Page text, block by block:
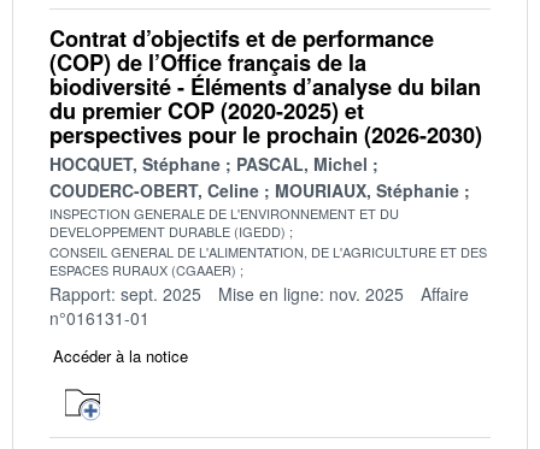
Contrat d’objectifs et de performance
(COP) de l’Office français de la
biodiversité - Éléments d’analyse du bilan
du premier COP (2020-2025) et
perspectives pour le prochain (2026-2030)
HOCQUET, Stéphane
PASCAL, Michel
COUDERC-OBERT, Celine
MOURIAUX, Stéphanie
INSPECTION GENERALE DE L'ENVIRONNEMENT ET DU
DEVELOPPEMENT DURABLE (IGEDD)
CONSEIL GENERAL DE L'ALIMENTATION, DE L'AGRICULTURE ET DES
ESPACES RURAUX (CGAAER)
Rapport: sept. 2025 Mise en ligne: nov. 2025
Affaire
n°016131-01
Accéder à la notice